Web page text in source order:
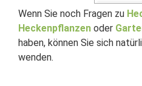
Wenn Sie noch Fragen zu
Heckenpflanzen oder
haben, können Sie sich
wenden.